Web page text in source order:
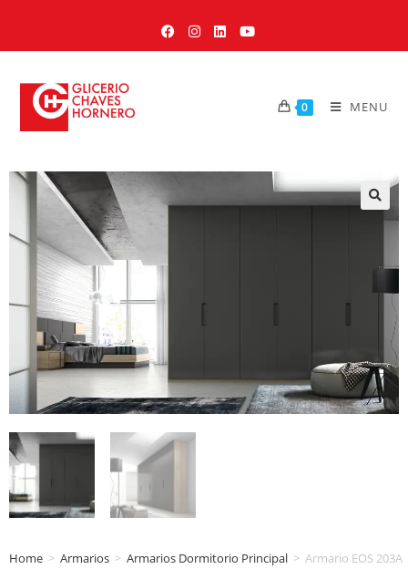
0 MENU
Home > Armarios > Armarios Dormitorio Principal > Armario EOS 203A